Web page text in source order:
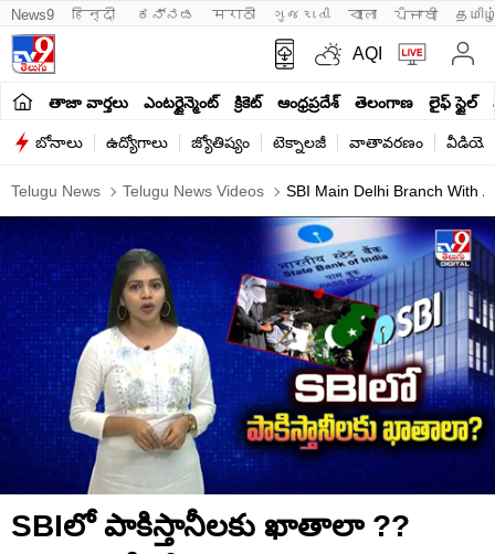
News9 हिन्दी ಕನ್ನಡ मराठी ગુજરાતી বাংলা ਪੰਜਾਬੀ
AQI
తాజా వార్తలు ఎంటర్టైన్మెంట్ క్రికెట్ ఆంధ్రప్రదేశ్ తెలంగాణ లైఫ్ స్టైల్
బోనాలు ఉద్యోగాలు జ్యోతిష్యం టెక్నాలజీ వాతావరణం
Telugu News Telugu News Videos SBI Main Delhi Branch With
seconds
ofSBIలో పాకిస్తానీలకు ఖాతాలా ??